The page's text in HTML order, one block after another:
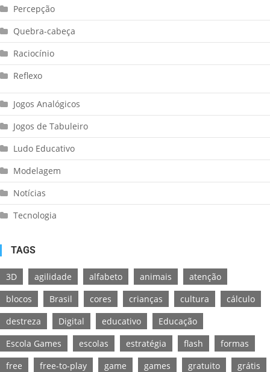
Percepção
Quebra-cabeça
Raciocínio
Reflexo
Jogos Analógicos
Jogos de Tabuleiro
Ludo Educativo
Modelagem
Notícias
Tecnologia
TAGS
3D agilidade alfabeto animais
atenção
blocos
Brasil cores crianças cultura
cálculo
destreza
Digital educativo
Educação
Escola Games
escolas estratégia flash
formas
free
free-to-play game games gratuito
grátis